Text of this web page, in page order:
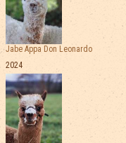
Jabe Appa Don Leonardo
2024